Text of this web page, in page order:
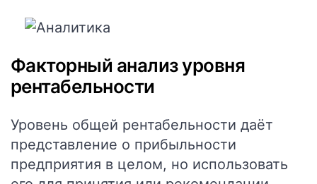
Факторный анализ уровня
рентабельности
Уровень общей рентабельности даёт
представление о прибыльности
предприятия в целом, но использовать